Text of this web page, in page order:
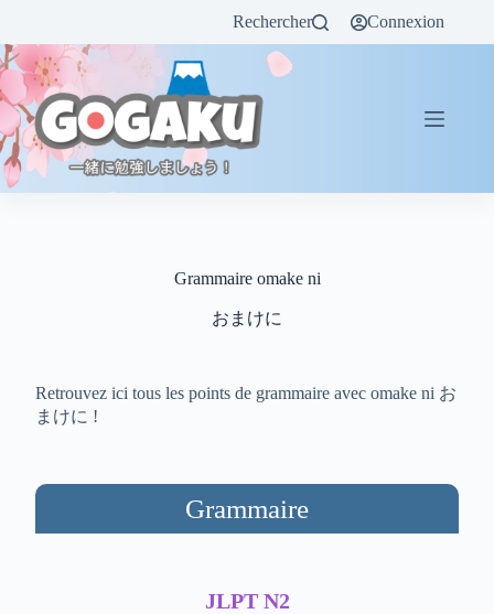
Rechercher Connexion
Grammaire omake ni
おまけに
Retrouvez ici tous les points de grammaire avec omake ni お
まけに !
Grammaire
JLPT N2